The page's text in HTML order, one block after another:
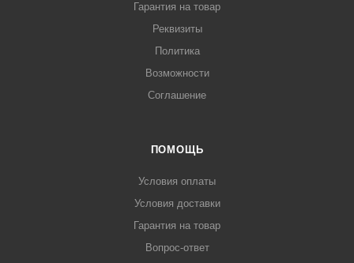
Гарантия на товар
Реквизиты
Политика
Возможности
Соглашение
ПОМОЩЬ
Условия оплаты
Условия доставки
Гарантия на товар
Вопрос-ответ